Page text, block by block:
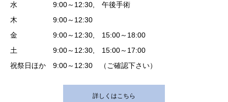
水 9:00～12:30, 午後手術
木 9:00～12:30
金 9:00～12:30, 15:00～18:00
土 9:00～12:30, 15:00～17:00
祝祭日ほか 9:00～12:30 （ご確認下さい）
詳しくはこちら